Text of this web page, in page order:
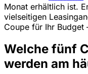
Monat erhältlich ist.
vielseitigen
Coupe für Ihr Budget
Welche fünf
werden am